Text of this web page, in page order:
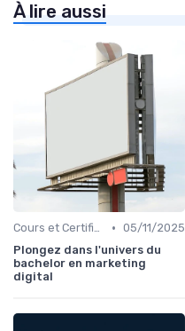
À lire aussi
Cours et Certifications en Marketing Digital • 05/11/2025
Plongez dans l'univers du
bachelor en marketing
digital